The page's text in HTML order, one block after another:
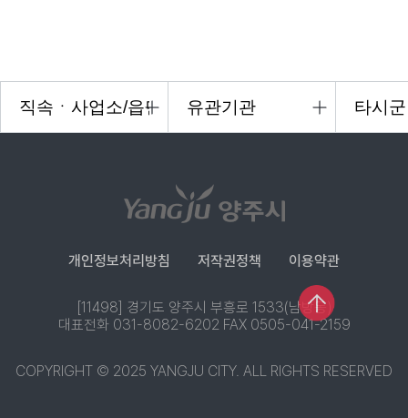
개인정보처리방침 저작권정책 이용약관
[11498] 경기도 양주시 부흥로 1533(남방동)
대표전화 031-8082-6202 FAX 0505-041-2159
COPYRIGHT © 2025 YANGJU CITY. ALL RIGHTS RESERVED